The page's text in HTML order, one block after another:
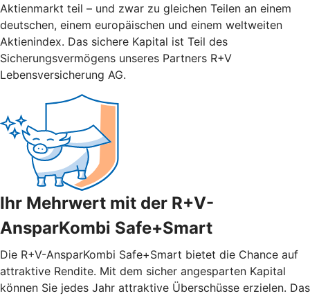
Aktienmarkt teil – und zwar zu gleichen Teilen an einem
deutschen, einem europäischen und einem weltweiten
Aktienindex. Das sichere Kapital ist Teil des
Sicherungsvermögens unseres Partners R+V
Lebensversicherung AG.
Ihr Mehrwert mit der R+V-
AnsparKombi Safe+Smart
Die R+V-AnsparKombi Safe+Smart bietet die Chance auf
attraktive Rendite. Mit dem sicher angesparten Kapital
können Sie jedes Jahr attraktive Überschüsse erzielen. Das